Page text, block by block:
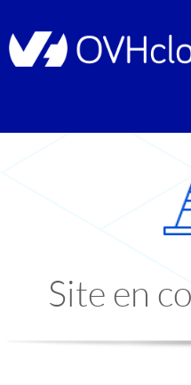
Site en